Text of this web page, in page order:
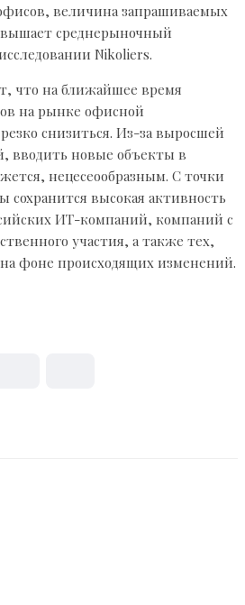
величина запрашиваемых
среднерыночный
Nikoliers.
что на ближайшее время
на рынке офисной
снизиться. Из-за выросшей
вводить новые объекты в
нецесеообразным. С точки
сохранится высокая активность
ИТ-компаний, компаний с
участия, а также тех,
фоне происходящих изменений.